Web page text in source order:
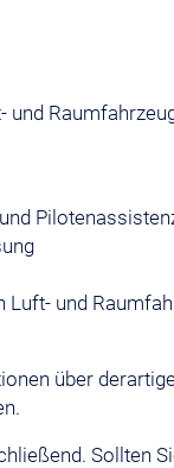
und
Luft- und
über
Sollten